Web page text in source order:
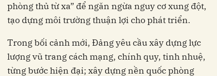
phòng thủ từ xa” để ngăn ngừa nguy cơ xung đột,
tạo dựng môi trường thuận lợi cho phát triển.
Trong bối cảnh mới, Đảng yêu cầu xây dựng lực
lượng vũ trang cách mạng, chính quy, tinh nhuệ,
từng bước hiện đại; xây dựng nền quốc phòng